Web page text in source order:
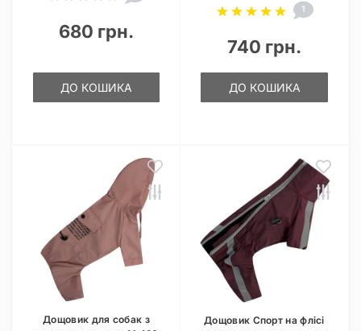
680 грн.
ДО КОШИКА
1
740 грн.
ДО КОШИКА
Дощовик для собак з
Дощовик Спорт на флісі